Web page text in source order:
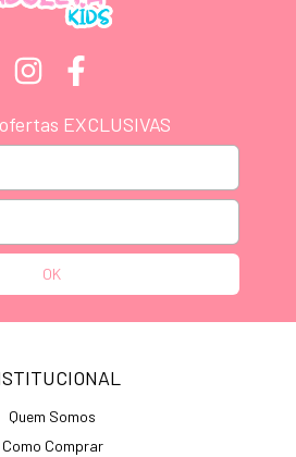
EXCLUSIVAS
Quem Somos
Como Comprar